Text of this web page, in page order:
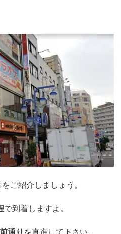
ご紹介しましょう。
で到着しますよ。
通り を直進して下さい。